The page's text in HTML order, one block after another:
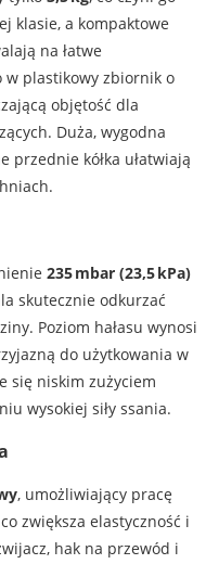
klasie, a kompaktowe
na łatwe
w plastikowy zbiornik o
objętość dla
Duża, wygodna
przednie kółka ułatwiają
235 mbar (23,5 kPa)
skutecznie odkurzać
Poziom hałasu wynosi
do użytkowania w
się niskim zużyciem
wysokiej siły ssania.
, umożliwiający pracę
zwiększa elastyczność i
hak na przewód i